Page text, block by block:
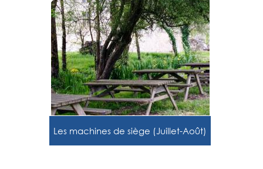
Les machines de siège (Juillet-Août)